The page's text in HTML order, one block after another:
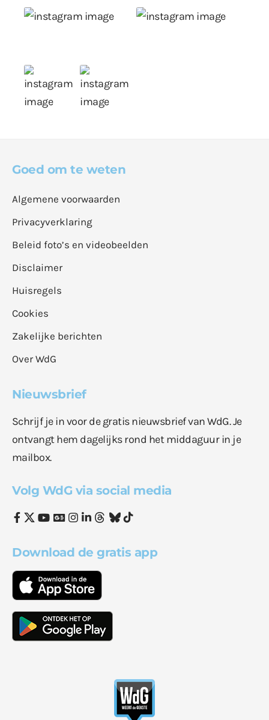
Goed om te weten
Algemene voorwaarden
Privacyverklaring
Beleid foto’s en videobeelden
Disclaimer
Huisregels
Cookies
Zakelijke berichten
Over WdG
Nieuwsbrief
Schrijf je in voor de gratis nieuwsbrief van WdG. Je
ontvangt hem dagelijks rond het middaguur in je
mailbox.
Volg WdG via social media
Download de gratis app